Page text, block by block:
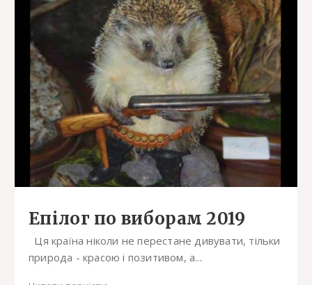
Епілог по виборам 2019
Ця країна ніколи не перестане дивувати, тільки
природа - красою і позитивом, а...